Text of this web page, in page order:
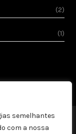
semelhantes
com a nossa
(2)
(1)